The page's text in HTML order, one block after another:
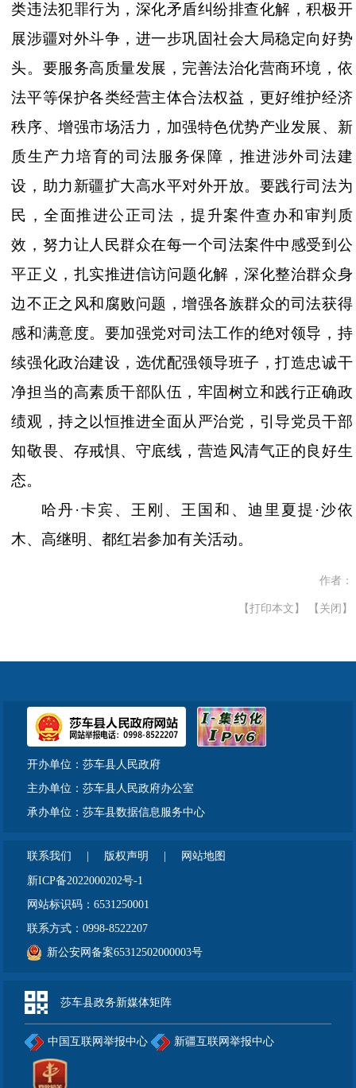
类违法犯罪行为，深化矛盾纠纷排查化解，积极开
展涉疆对外斗争，进一步巩固社会大局稳定向好势
头。要服务高质量发展，完善法治化营商环境，依
法平等保护各类经营主体合法权益，更好维护经济
秩序、增强市场活力，加强特色优势产业发展、新
质生产力培育的司法服务保障，推进涉外司法建
设，助力新疆扩大高水平对外开放。要践行司法为
民，全面推进公正司法，提升案件查办和审判质
效，努力让人民群众在每一个司法案件中感受到公
平正义，扎实推进信访问题化解，深化整治群众身
边不正之风和腐败问题，增强各族群众的司法获得
感和满意度。要加强党对司法工作的绝对领导，持
续强化政治建设，选优配强领导班子，打造忠诚干
净担当的高素质干部队伍，牢固树立和践行正确政
绩观，持之以恒推进全面从严治党，引导党员干部
知敬畏、存戒惧、守底线，营造风清气正的良好生
态。
哈丹·卡宾、王刚、王国和、迪里夏提·沙依
木、高继明、都红岩参加有关活动。
作者：
【打印本文】 【关闭】
开办单位：莎车县人民政府
主办单位：莎车县人民政府办公室
承办单位：莎车县数据信息服务中心
联系我们 版权声明 网站地图
新ICP备2022000202号-1
网站标识码：6531250001
联系方式：0998-8522207
新公安网备案65312502000003号
莎车县政务新媒体矩阵
中国互联网举报中心 新疆互联网举报中心